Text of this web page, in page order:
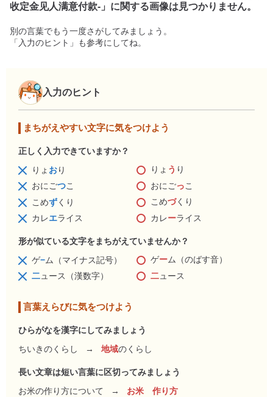
收定金见人满意付款- 」に関する画像は見つかりません。
別の言葉でもう一度さがしてみましょう。
「入力のヒント」も参考にしてね。
入力のヒント
まちがえやすい文字に気をつけよう
正しく入力できていますか？
りょ おり りょ う り
おにごつこ おにごっこ
こめずくり こめづくり
カレエライス カレーライス
形が似ている文字をまちがえていませんか？
ゲ−ム（マイナス記号） ゲーム（のばす音）
二ュース（漢数字） 二ュース
言葉えらびに気をつけよう
ひらがなを漢字にしてみましょう
ちいきのくらし
→ 地域のくらし
長い文章は短い言葉に区切ってみましょう
お米の作り方について
→ お米 作り方